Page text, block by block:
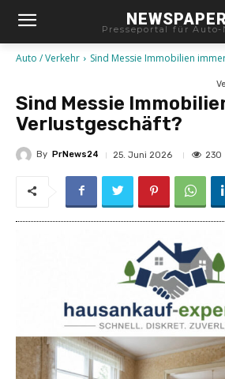
NEWSPAPER
Presseportal für Auto-
Auto / Verkehr Sind Messie Immobilien
Sind Messie
Verlustgeschäft?
By PrNews24 25. Juni 2026 230